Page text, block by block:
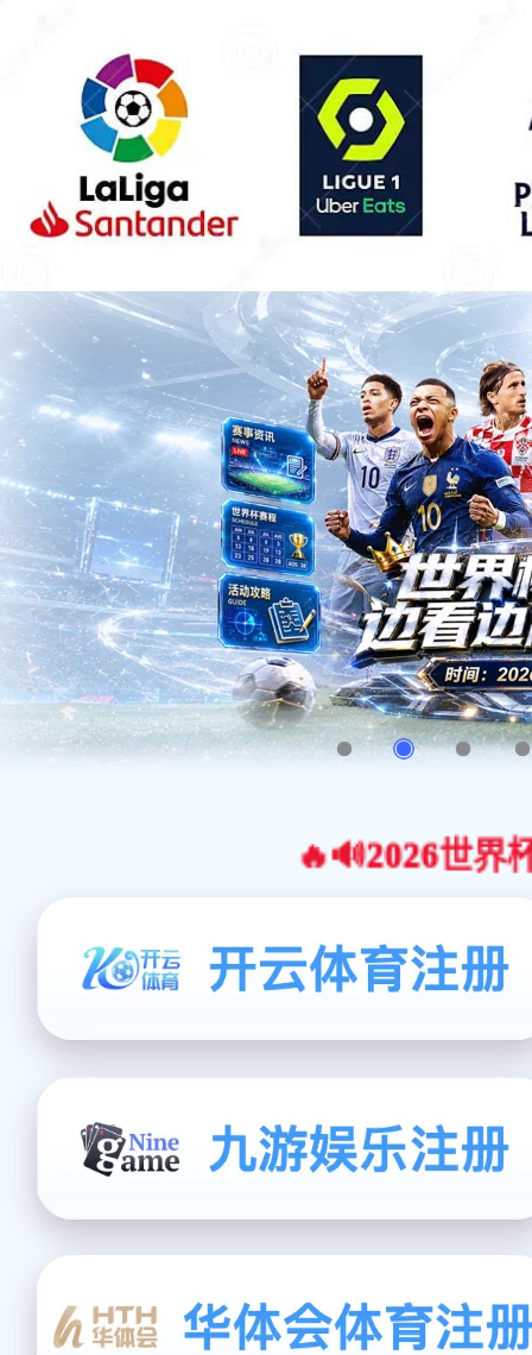
🔥🔊2026世界杯官网